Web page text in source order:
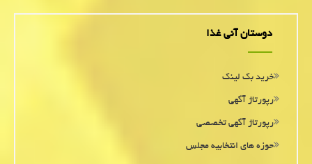
دوستان آنی غذا
خرید بک لینک
رپورتاژ آگهی
رپورتاژ آگهی تخصصی
حوزه های انتخابیه مجلس